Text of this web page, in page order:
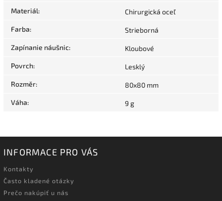
Materiál: Chirurgická oceľ
Farba: Strieborná
Zapínanie náušnic: Kloubové
Povrch: Lesklý
Rozměr: 80x80 mm
Váha: 9 g
INFORMACE PRO VÁS
Kontakty
Často kladené otázky
Prečo nakúpiť u nás